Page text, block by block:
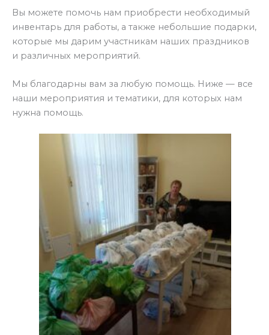
Вы можете помочь нам приобрести необходимый
инвентарь для работы, а также небольшие подарки,
которые мы дарим участникам наших праздников
и различных мероприятий.
Мы благодарны вам за любую помощь. Ниже — все
наши мероприятия и тематики, для которых нам
нужна помощь.